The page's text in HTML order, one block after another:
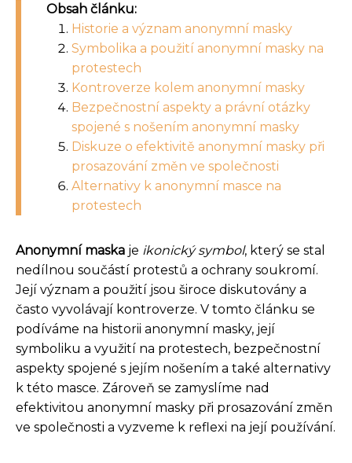
Obsah článku:
Historie a význam anonymní masky
Symbolika a použití anonymní masky na
protestech
Kontroverze kolem anonymní masky
Bezpečnostní aspekty a právní otázky
spojené s nošením anonymní masky
Diskuze o efektivitě anonymní masky při
prosazování změn ve společnosti
Alternativy k anonymní masce na
protestech
Anonymní maska je ikonický symbol, který se stal
nedílnou součástí protestů a ochrany soukromí.
Její význam a použití jsou široce diskutovány a
často vyvolávají kontroverze. V tomto článku se
podíváme na historii anonymní masky, její
symboliku a využití na protestech, bezpečnostní
aspekty spojené s jejím nošením a také alternativy
k této masce. Zároveň se zamyslíme nad
efektivitou anonymní masky při prosazování změn
ve společnosti a vyzveme k reflexi na její používání.